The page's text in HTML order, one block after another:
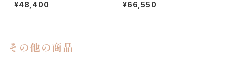
¥48,400 ¥66,550
その他の商品